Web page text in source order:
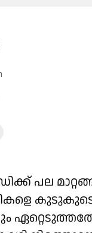
പല
കുടുകുടെ